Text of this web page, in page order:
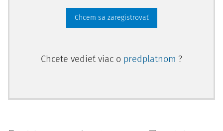
Chcem sa zaregistrovať
Chcete vedieť viac o predplatnom ?